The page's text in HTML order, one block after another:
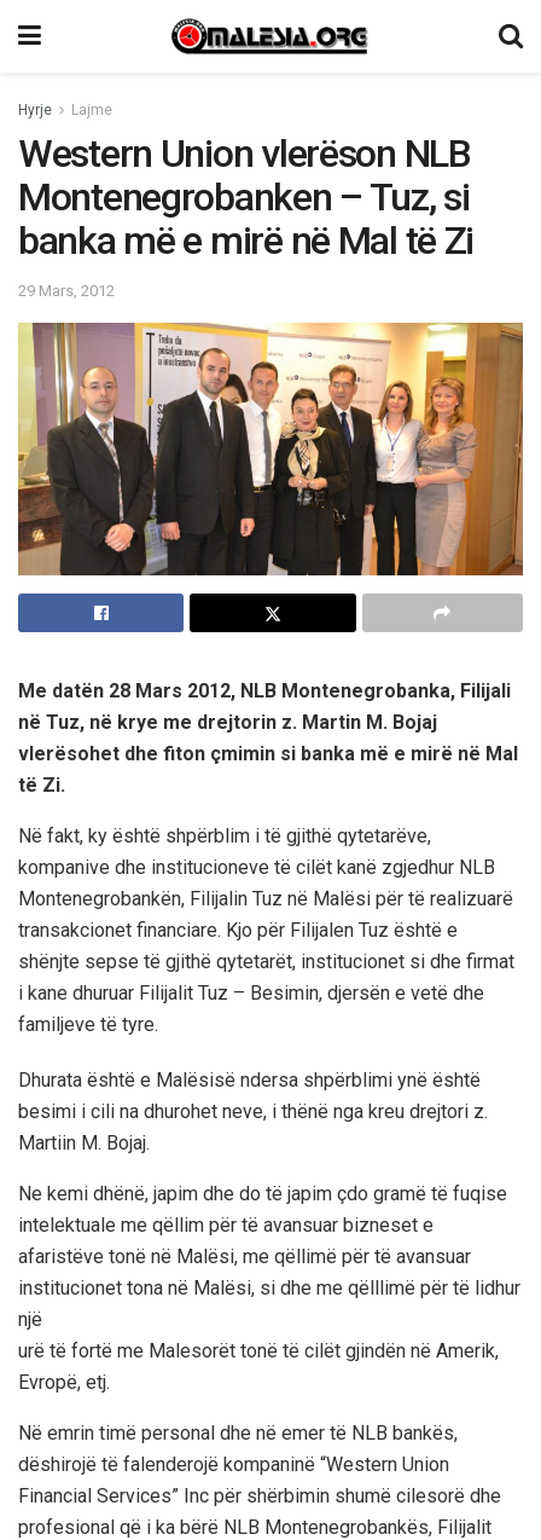
Hyrje Lajme
Western Union vlerëson NLB
Montenegrobanken – Tuz, si
banka më e mirë në Mal të Zi
29 Mars, 2012
Me datën 28 Mars 2012, NLB Montenegrobanka, Filijali
në Tuz, në krye me drejtorin z. Martin M. Bojaj
vlerësohet dhe fiton çmimin si banka më e mirë në Mal
të Zi.
Në fakt, ky është shpërblim i të gjithë qytetarëve,
kompanive dhe institucioneve të cilët kanë zgjedhur NLB
Montenegrobankën, Filijalin Tuz në Malësi për të realizuarë
transakcionet financiare. Kjo për Filijalen Tuz është e
shënjte sepse të gjithë qytetarët, institucionet si dhe firmat
i kane dhuruar Filijalit Tuz – Besimin, djersën e vetë dhe
familjeve të tyre.
Dhurata është e Malësisë ndersa shpërblimi ynë është
besimi i cili na dhurohet neve, i thënë nga kreu drejtori z.
Martiin M. Bojaj.
Ne kemi dhënë, japim dhe do të japim çdo gramë të fuqise
intelektuale me qëllim për të avansuar bizneset e
afaristëve tonë në Malësi, me qëllimë për të avansuar
institucionet tona në Malësi, si dhe me qëlllimë për të lidhur
një
urë të fortë me Malesorët tonë të cilët gjindën në Amerik,
Evropë, etj.
Në emrin timë personal dhe në emer të NLB bankës,
dëshirojë të falenderojë kompaninë “Western Union
Financial Services” Inc për shërbimin shumë cilesorë dhe
profesional që i ka bërë NLB Montenegrobankës, Filijalit